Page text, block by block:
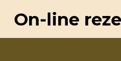
On-line